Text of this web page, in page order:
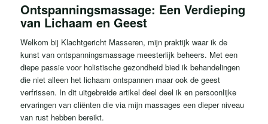
Ontspanningsmassage: Een Verdieping
van Lichaam en Geest
Welkom bij Klachtgericht Masseren, mijn praktijk waar ik de
kunst van ontspanningsmassage meesterlijk beheers. Met een
diepe passie voor holistische gezondheid bied ik behandelingen
die niet alleen het lichaam ontspannen maar ook de geest
verfrissen. In dit uitgebreide artikel deel deel ik en persoonlijke
ervaringen van cliënten die via mijn massages een dieper niveau
van rust hebben bereikt.